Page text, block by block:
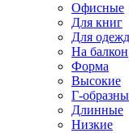
Офисные
Для книг
Для
На балкон
Форма
Высокие
Г-
Длинные
Низкие